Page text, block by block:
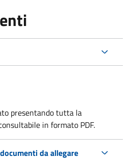
presentando tutta la
in formato PDF.
da allegare